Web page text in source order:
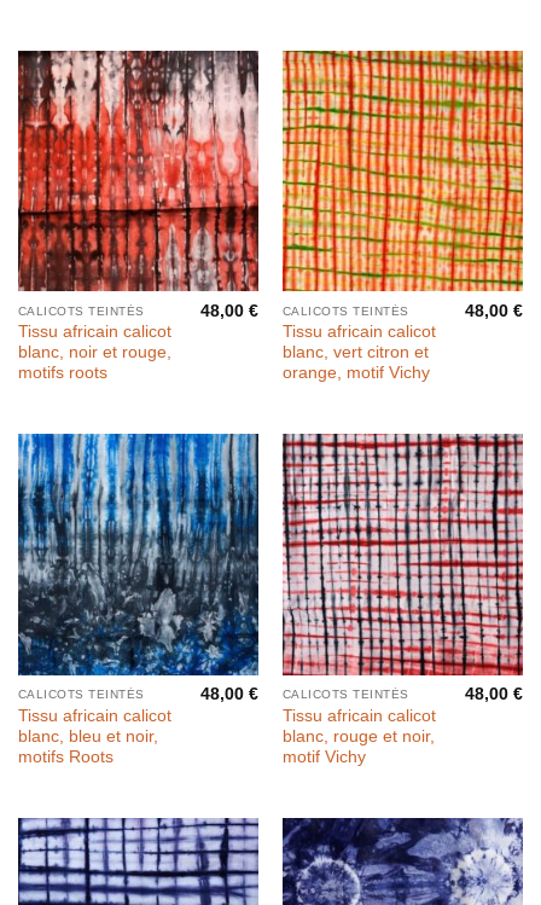
CALICOTS TEINTÉS
Tissu africain calicot
blanc, noir et rouge,
motifs roots
48,00€ CALICOTS TEINTÉS
Tissu africain calicot
blanc, vert citron et
orange, motif Vichy
48,00€
CALICOTS TEINTÉS
Tissu africain calicot
blanc, bleu et noir,
motifs Roots
48,00€ CALICOTS TEINTÉS
Tissu africain calicot
blanc, rouge et noir,
motif Vichy
48,00€